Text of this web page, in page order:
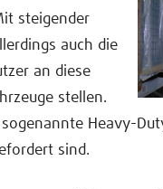
steigender
auch die
an diese
stellen.
Heavy-
sind.